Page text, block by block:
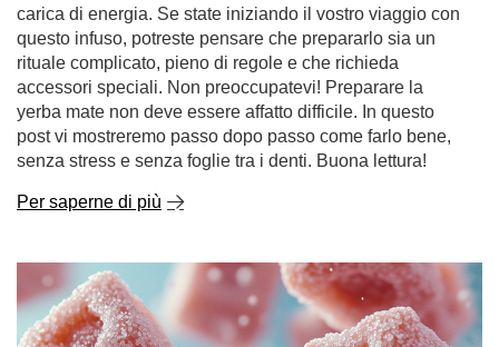
carica di energia. Se state iniziando il vostro viaggio con
questo infuso, potreste pensare che prepararlo sia un
rituale complicato, pieno di regole e che richieda
accessori speciali. Non preoccupatevi! Preparare la
yerba mate non deve essere affatto difficile. In questo
post vi mostreremo passo dopo passo come farlo bene,
senza stress e senza foglie tra i denti. Buona lettura!
Per saperne di più